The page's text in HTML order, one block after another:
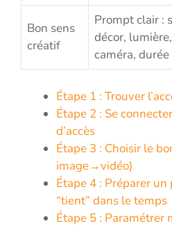
Bon sens
créatif
Prompt clair :
décor, lumière,
caméra,
Étape 1 : Trouver
Étape 2 : Se
d’accès
Étape 3 : Choisir le
image→vidéo)
Étape 4 : Préparer
“tient” dans le temps
Étape 5 : Paramétrer